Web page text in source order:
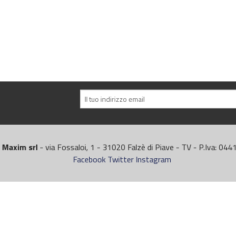
Maxim srl - via Fossaloi, 1 - 31020 Falzè di Piave - TV - P.Iva:
Facebook Twitter Instagram